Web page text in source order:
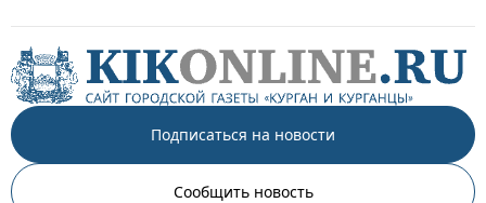
Подписаться на новости
Сообщить новость